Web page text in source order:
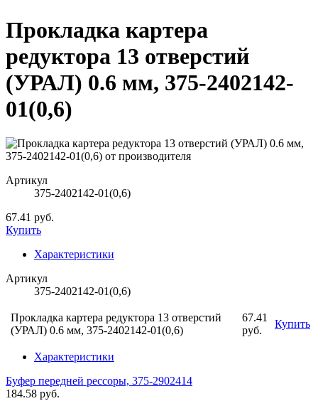
Прокладка картера
редуктора 13 отверстий
(УРАЛ) 0.6 мм, 375-2402142-
01(0,6)
Артикул
375-2402142-01(0,6)
67.41 руб.
Купить
Характеристики
Артикул
375-2402142-01(0,6)
Прокладка картера редуктора 13 отверстий
(УРАЛ) 0.6 мм, 375-2402142-01(0,6)
67.41
руб.
Купить
Характеристики
Буфер передней рессоры, 375-2902414
184.58 руб.